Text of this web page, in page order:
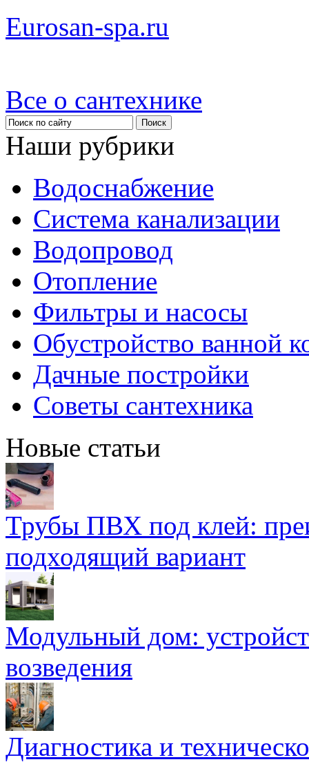
Eurosan-spa.ru
Все о сантехнике
Наши рубрики
Водоснабжение
Система канализации
Водопровод
Отопление
Фильтры и насосы
Обустройство ванной
Дачные постройки
Советы сантехника
Новые статьи
Трубы ПВХ под клей:
подходящий вариант
Модульный дом:
возведения
Диагностика и